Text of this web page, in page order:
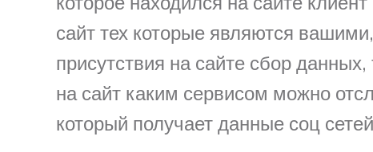
сайт тех которые являются
присутствия на сайте сбор
на сайт каким сервисом можно
который получает данные соц